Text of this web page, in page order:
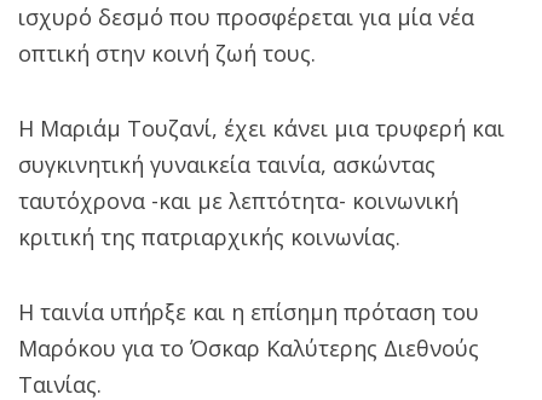
ισχυρό δεσμό που προσφέρεται για μία νέα
οπτική στην κοινή ζωή τους.
Η Μαριάμ Τουζανί, έχει κάνει μια τρυφερή και
συγκινητική γυναικεία ταινία, ασκώντας
ταυτόχρονα -και με λεπτότητα- κοινωνική
κριτική της πατριαρχικής κοινωνίας.
Η ταινία υπήρξε και η επίσημη πρόταση του
Μαρόκου για το Όσκαρ Καλύτερης Διεθνούς
Ταινίας.